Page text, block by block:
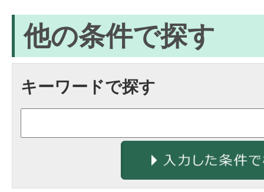
他の条件で探す
キーワードで探す